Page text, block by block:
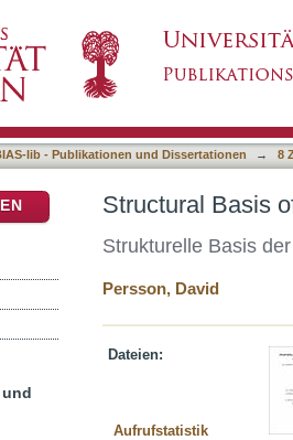
lib - Publikationen und Dissertationen → 8
Structural Basis
Strukturelle Basis
Persson, David
Dateien:
Aufrufstatistik